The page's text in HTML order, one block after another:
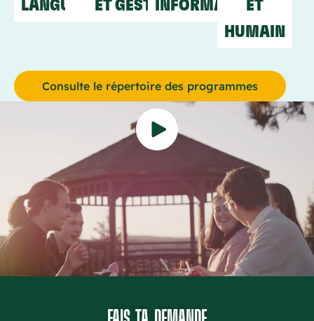
LANGUES
ET GESTIONINFORMATIQUE
ET
HUMAIN
Consulte le répertoire des programmes